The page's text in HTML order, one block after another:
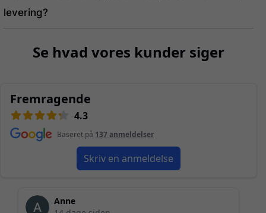
levering?